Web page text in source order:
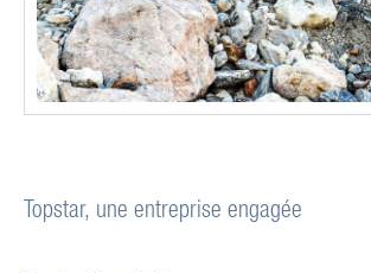
Topstar, une entreprise engagée